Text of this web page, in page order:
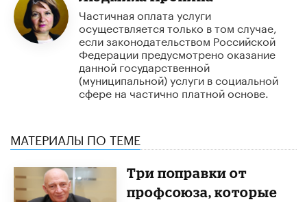
Частичная оплата услуги
осуществляется только в том случае,
если законодательством Российской
Федерации предусмотрено оказание
данной государственной
(муниципальной) услуги в социальной
сфере на частично платной основе.
МАТЕРИАЛЫ ПО ТЕМЕ
Три поправки от
профсоюза, которые